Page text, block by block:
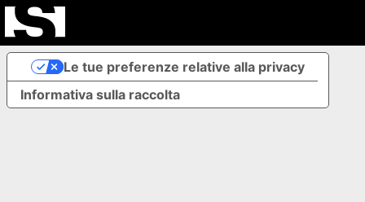
Informativa sulla raccolta
Le tue preferenze relative alla privacy